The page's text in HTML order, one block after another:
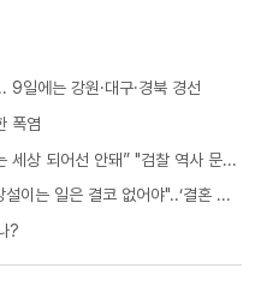
9일에는 강원·대구·경북 경선
폭염
홍준표, 한동훈 향해 “싸구려 검사 설치는 세상 되어선 안돼” "검찰 역사 문 닫게 원인 제공한 원흉"
이재명 대통령 "국가 정책 때문에 결혼 망설이는 일은 결코 없어야"..‘결혼 페널티’ 제도 상 불이익 면밀히 조사 지시
?